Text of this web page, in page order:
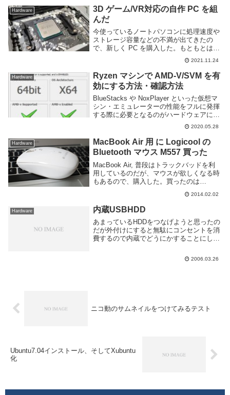
Hardware
3D ゲーム/VR対応の自作 PC を組
んだ
今使っているノートパソコンに処理速度や
ストレージ容量などの不満が出てきたの
で、新しく PC を購入した。もともとは気
軽に動くためにノートパソコンで考えてい
たのだが、コロナ禍で海外旅行もまともに
できない期間が今後もある程度続くだろう
事を想定し...
2021.11.24
Hardware
Ryzen マシンで AMD-V/SVM を有
効にする方法・確認方法
BlueStacks や NoxPlayer といった仮想マ
シン・エミュレーターの性能をフルに発揮
する際に必要となるのがハードウェアによ
る仮想化支援技術だ。Intel であれば Intel
VT, AMD であれば AMD-V や SVM ...
2020.05.28
Hardware
MacBook Air 用 に Logicool の
Bluetooth マウス M557 買った
MacBook Air, 普段はトラックバッドを利
用しているのだが、マウスが欲しくなる時
もあるので、購入した。買ったのは
めの Bluetooth マウスの中では安価且つシ
ンプルで良さそ...
2014.02.02
Hardware 内蔵USBHDD
あまっているHDDをつなげようと思ったの
だが外付けにすると無駄にコンセントを消
費するので内蔵でどうにかすることにし
全部埋まってるしPCIスロットも全部埋ま
ってるのでUSBでつなげる。そこでこいつ
2006.03.26
ニコ動のサムネイルをつけてみるテスト
Ubuntu7.04インストール、そしてXubuntu
化